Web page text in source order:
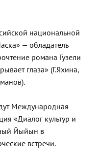
национальной
— обладатель
романа Гузели
глаза» (Г.Яхина,
Международная
«Диалог культур и
Йыйын в
встречи.